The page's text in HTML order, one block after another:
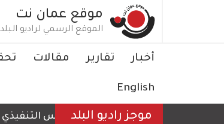
موقع عمان نت
الموقع الرسمي لراديو البلد
Main
أخبار تقارير مقالات
English
موجز راديو البلدالرئيس التنفيذي